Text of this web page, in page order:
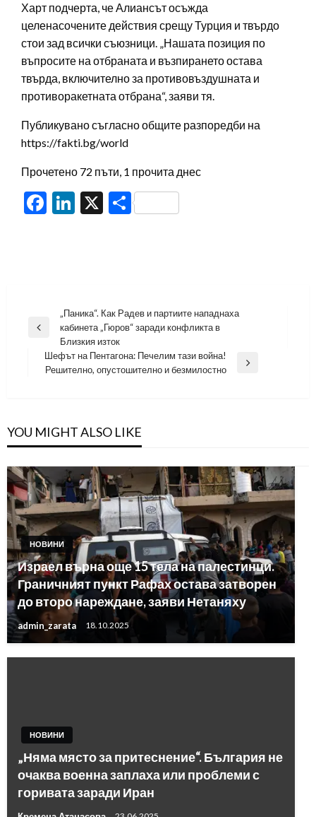
Харт подчерта, че Алиансът осъжда
целенасочените действия срещу Турция и твърдо
стои зад всички съюзници. „Нашата позиция по
въпросите на отбраната и възпирането остава
твърда, включително за противовъздушната и
противоракетната отбрана“, заяви тя.
Публикувано съгласно общите разпоредби на
https://fakti.bg/world
Прочетено 72 пъти, 1 прочита днес
Facebook
LinkedIn
X Share
Навигация
Previous
„Паника“. Как Радев и партиите нападнаха
кабинета „Гюров“ заради конфликта в
Близкия изток
Next
Шефът на Пентагона: Печелим тази война!
Решително, опустошително и безмилостно
YOU MIGHT ALSO LIKE
НОВИНИ
Израел върна още 15 тела на палестинци.
Граничният пункт Рафах остава затворен
до второ нареждане, заяви Нетаняху
admin_zarata 18.10.2025
НОВИНИ
„Няма място за притеснение“. България не
очаква военна заплаха или проблеми с
горивата заради Иран